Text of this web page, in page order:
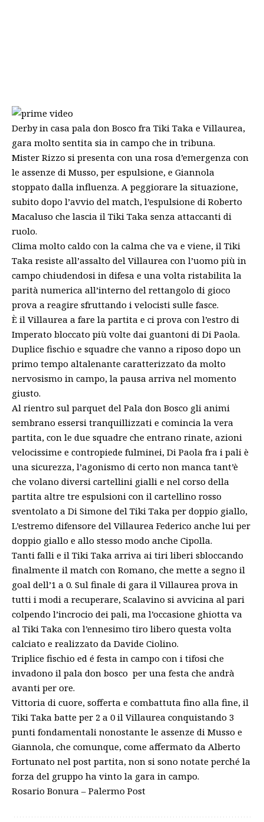
Derby in casa pala don Bosco fra Tiki Taka e Villaurea,
gara molto sentita sia in campo che in tribuna.
Mister Rizzo si presenta con una rosa d’emergenza con
le assenze di Musso, per espulsione, e Giannola
stoppato dalla influenza. A peggiorare la situazione,
subito dopo l’avvio del match, l’espulsione di Roberto
Macaluso che lascia il Tiki Taka senza attaccanti di
ruolo.
Clima molto caldo con la calma che va e viene, il Tiki
Taka resiste all’assalto del Villaurea con l’uomo più in
campo chiudendosi in difesa e una volta ristabilita la
parità numerica all’interno del rettangolo di gioco
prova a reagire sfruttando i velocisti sulle fasce.
È il Villaurea a fare la partita e ci prova con l’estro di
Imperato bloccato più volte dai guantoni di Di Paola.
Duplice fischio e squadre che vanno a riposo dopo un
primo tempo altalenante caratterizzato da molto
nervosismo in campo, la pausa arriva nel momento
giusto.
Al rientro sul parquet del Pala don Bosco gli animi
sembrano essersi tranquillizzati e comincia la vera
partita, con le due squadre che entrano rinate, azioni
velocissime e contropiede fulminei, Di Paola fra i pali è
una sicurezza, l’agonismo di certo non manca tant’è
che volano diversi cartellini gialli e nel corso della
partita altre tre espulsioni con il cartellino rosso
sventolato a Di Simone del Tiki Taka per doppio giallo,
L’estremo difensore del Villaurea Federico anche lui per
doppio giallo e allo stesso modo anche Cipolla.
Tanti falli e il Tiki Taka arriva ai tiri liberi sbloccando
finalmente il match con Romano, che mette a segno il
goal dell’1 a 0. Sul finale di gara il Villaurea prova in
tutti i modi a recuperare, Scalavino si avvicina al pari
colpendo l’incrocio dei pali, ma l’occasione ghiotta va
al Tiki Taka con l’ennesimo tiro libero questa volta
calciato e realizzato da Davide Ciolino.
Triplice fischio ed é festa in campo con i tifosi che
invadono il pala don bosco per una festa che andrà
avanti per ore.
Vittoria di cuore, sofferta e combattuta fino alla fine, il
Tiki Taka batte per 2 a 0 il Villaurea conquistando 3
punti fondamentali nonostante le assenze di Musso e
Giannola, che comunque, come affermato da Alberto
Fortunato nel post partita, non si sono notate perché la
forza del gruppo ha vinto la gara in campo.
Rosario Bonura – Palermo Post